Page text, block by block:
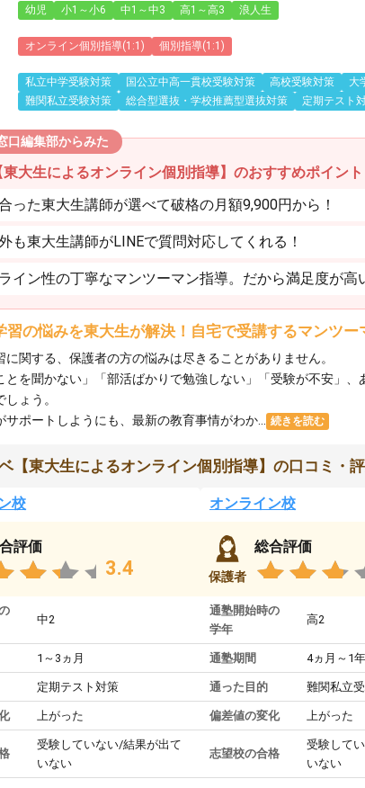
幼児 小1～小6 中1～中3 高1～高3 浪人生
オンライン個別指導(1:1) 個別指導(1:1)
私立中学受験対策 国公立中高一貫校受験対策 高校受験対策 大
難関私立受験対策
総合型選抜・学校推薦型選抜対策 定期テスト
口編集部からみた
東大生によるオンライン個別指導】のおすすめポイント
った東大生講師が選べて破格の月額9,900円から！
も東大生講師がLINEで質問対応してくれる！
イン性の丁寧なマンツーマン指導。だから満足度が高
習の悩みを東大生が解決！自宅で受講するマンツー
に関する、保護者の方の悩みは尽きることがありません。
とを聞かない」「部活ばかりで勉強しない」「受験が不安」
ょう。
サポートしようにも、最新の教育事情がわか...
続きを読む
【東大生によるオンライン個別指導】の口コミ・
校
評価
3.4
中2
1～3ヵ月
定期テスト対策
上がった
受験していない/結果が出て
いない
オンライン校
保護者
総合評価
通塾開始時の
学年
高2
通塾期間 4ヵ月～1
通った目的 難関私立
偏差値の変化 上がった
志望校の合格
受験して
いない